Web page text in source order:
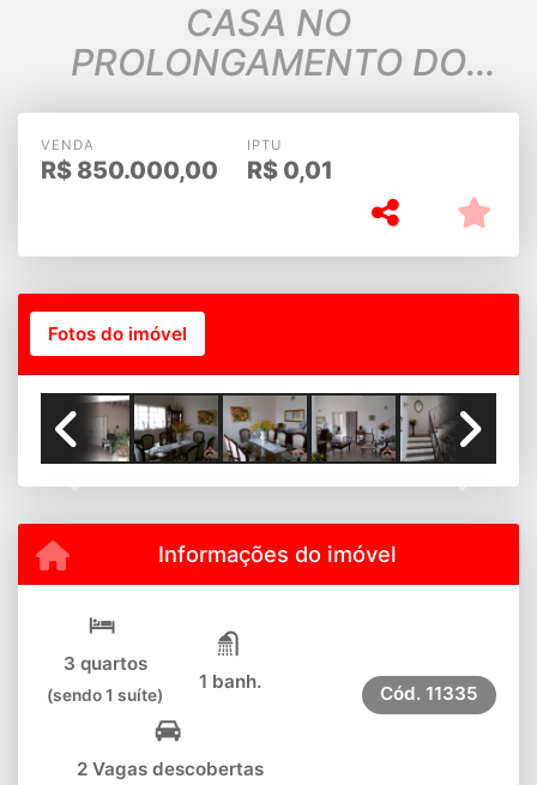
CASA NO
PROLONGAMENTO DO
SANTA MARIA, ESTUDA
TROCA
VENDA
R$ 850.000,00
IPTU
R$ 0,01
Fotos do imóvel
Previous Next
Informações do imóvel
3 quartos
(sendo 1 suíte)
1 banh.
2 Vagas descobertas
Cód. 11335